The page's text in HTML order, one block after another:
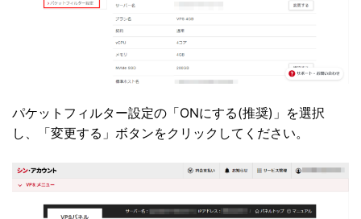
パケットフィルター設定の「ONにする(推奨)」を選択
し、「変更する」ボタンをクリックしてください。